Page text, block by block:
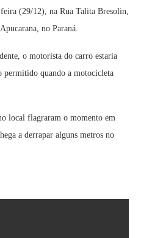
(29/12), na Rua Talita Bresolin,
no Paraná.
o motorista do carro estaria
permitido quando a motocicleta
local flagraram o momento em
a derrapar alguns metros no